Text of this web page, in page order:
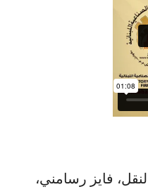
فايز رسامني،